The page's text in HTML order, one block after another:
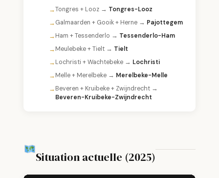
Tongres + Looz → Tongres-Looz
Galmaarden + Gooik + Herne → Pajottegem
Ham + Tessenderlo → Tessenderlo-Ham
Meulebeke + Tielt → Tielt
Lochristi + Wachtebeke → Lochristi
Melle + Merelbeke → Merelbeke-Melle
Beveren + Kruibeke + Zwijndrecht →
Beveren-Kruibeke-Zwijndrecht
Situation actuelle (2025)